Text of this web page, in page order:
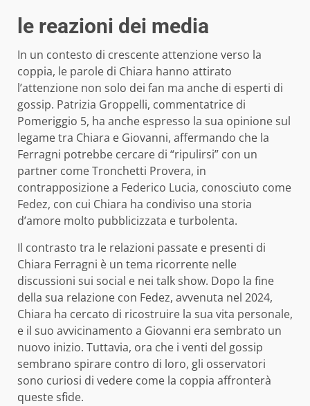
le reazioni dei media
In un contesto di crescente attenzione verso la
coppia, le parole di Chiara hanno attirato
l’attenzione non solo dei fan ma anche di esperti di
gossip. Patrizia Groppelli, commentatrice di
Pomeriggio 5, ha anche espresso la sua opinione sul
legame tra Chiara e Giovanni, affermando che la
Ferragni potrebbe cercare di “ripulirsi” con un
partner come Tronchetti Provera, in
contrapposizione a Federico Lucia, conosciuto come
Fedez, con cui Chiara ha condiviso una storia
d’amore molto pubblicizzata e turbolenta.
Il contrasto tra le relazioni passate e presenti di
Chiara Ferragni è un tema ricorrente nelle
discussioni sui social e nei talk show. Dopo la fine
della sua relazione con Fedez, avvenuta nel 2024,
Chiara ha cercato di ricostruire la sua vita personale,
e il suo avvicinamento a Giovanni era sembrato un
nuovo inizio. Tuttavia, ora che i venti del gossip
sembrano spirare contro di loro, gli osservatori
sono curiosi di vedere come la coppia affronterà
queste sfide.